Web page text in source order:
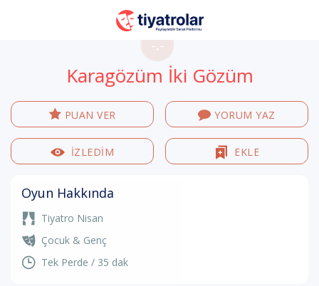
-.-
Karagözüm İki Gözüm
PUAN VER YORUM YAZ
İZLEDİM EKLE
Oyun Hakkında
Tiyatro Nisan
Çocuk & Genç
Tek Perde / 35 dak